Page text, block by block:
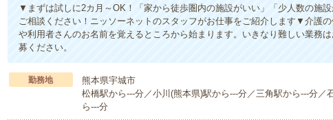
▼まずは試しに2カ月～OK！「家から徒歩圏内の施設がいい」「少人数の施
ご相談ください！ニッソーネットのスタッフがお仕事をご紹介します▼介護
や利用者さんのお名前を覚えるところから始まります。いきなり難しい業務
募ください。
勤務地
熊本県宇城市
松橋駅から---分／小川(熊本県)駅から---分／三角駅から---分／
ら---分